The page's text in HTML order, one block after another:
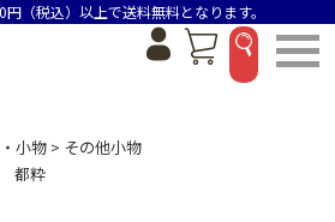
（税込）以上で送料無料となります。
小物
その他小物
都粋